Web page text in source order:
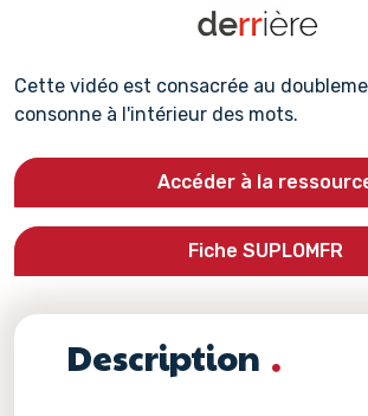
Cette vidéo est consacrée au
consonne à l'intérieur des mots.
Accéder à la
Fiche SUPLOMFR
Description